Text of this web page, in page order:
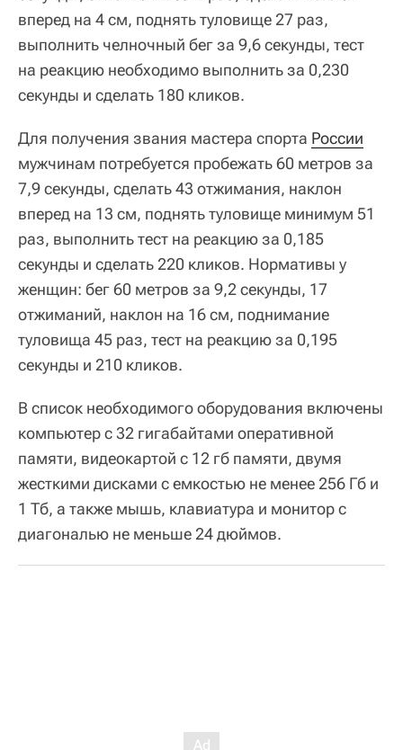
вперед на 4 см, поднять туловище 27 раз,
выполнить челночный бег за 9,6 секунды, тест
на реакцию необходимо выполнить за 0,230
секунды и сделать 180 кликов.
Для получения звания мастера спорта России
мужчинам потребуется пробежать 60 метров за
7,9 секунды, сделать 43 отжимания, наклон
вперед на 13 см, поднять туловище минимум 51
раз, выполнить тест на реакцию за 0,185
секунды и сделать 220 кликов. Нормативы у
женщин: бег 60 метров за 9,2 секунды, 17
отжиманий, наклон на 16 см, поднимание
туловища 45 раз, тест на реакцию за 0,195
секунды и 210 кликов.
В список необходимого оборудования включены
компьютер с 32 гигабайтами оперативной
памяти, видеокартой с 12 гб памяти, двумя
жесткими дисками с емкостью не менее 256 Гб и
1 Тб, а также мышь, клавиатура и монитор с
диагональю не меньше 24 дюймов.